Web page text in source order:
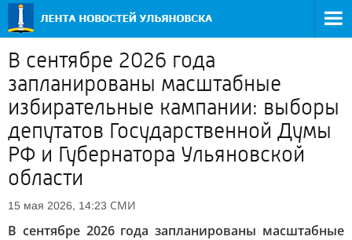
В сентябре 2026 года
запланированы масштабные
избирательные кампании: выборы
депутатов Государственной Думы
РФ и Губернатора Ульяновской
области
15 мая 2026, 14:23 СМИ
В сентябре 2026 года запланированы масштабные